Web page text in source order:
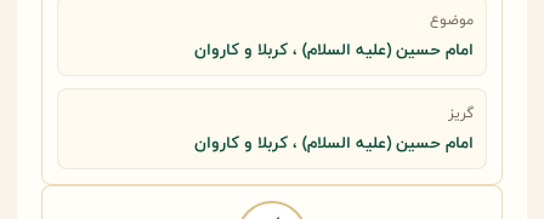
موضوع
امام حسین (علیه السلام) ، کربلا و کاروان
گریز
امام حسین (علیه السلام) ، کربلا و کاروان